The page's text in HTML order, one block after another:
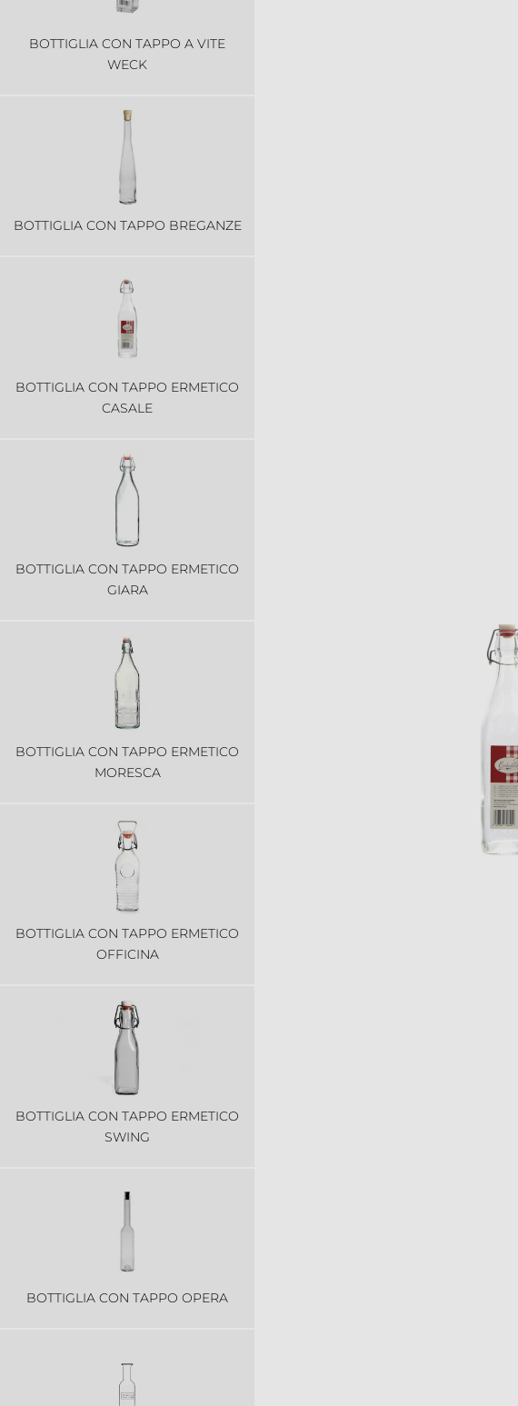
BOTTIGLIA CON TAPPO A VITE
WECK
BOTTIGLIA CON TAPPO BREGANZE
BOTTIGLIA CON TAPPO ERMETICO
CASALE
BOTTIGLIA CON TAPPO ERMETICO
GIARA
BOTTIGLIA CON TAPPO ERMETICO
MORESCA
BOTTIGLIA CON TAPPO ERMETICO
OFFICINA
BOTTIGLIA CON TAPPO ERMETICO
SWING
BOTTIGLIA CON TAPPO OPERA